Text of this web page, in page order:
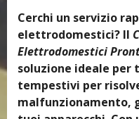
Cerchi un servizio
elettrodomestici? Il
Elettrodomestici
soluzione ideale
tempestivi per
malfunzionamento,